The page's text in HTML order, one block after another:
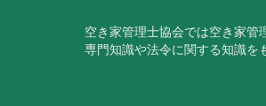
空き家管理士協会では空き家管
専門知識や法令に関する知識を